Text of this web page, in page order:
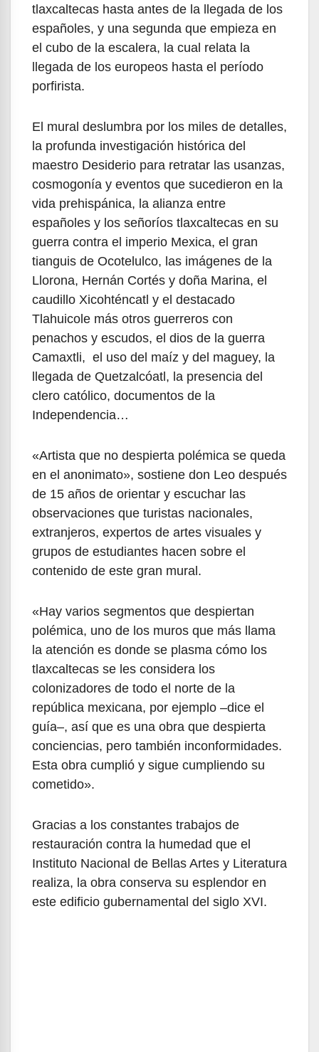
tlaxcaltecas hasta antes de la llegada de los
españoles, y una segunda que empieza en
el cubo de la escalera, la cual relata la
llegada de los europeos hasta el período
porfirista.
El mural deslumbra por los miles de detalles,
la profunda investigación histórica del
maestro Desiderio para retratar las usanzas,
cosmogonía y eventos que sucedieron en la
vida prehispánica, la alianza entre
españoles y los señoríos tlaxcaltecas en su
guerra contra el imperio Mexica, el gran
tianguis de Ocotelulco, las imágenes de la
Llorona, Hernán Cortés y doña Marina, el
caudillo Xicohténcatl y el destacado
Tlahuicole más otros guerreros con
penachos y escudos, el dios de la guerra
Camaxtli, el uso del maíz y del maguey, la
llegada de Quetzalcóatl, la presencia del
clero católico, documentos de la
Independencia…
«Artista que no despierta polémica se queda
en el anonimato», sostiene don Leo después
de 15 años de orientar y escuchar las
observaciones que turistas nacionales,
extranjeros, expertos de artes visuales y
grupos de estudiantes hacen sobre el
contenido de este gran mural.
«Hay varios segmentos que despiertan
polémica, uno de los muros que más llama
la atención es donde se plasma cómo los
tlaxcaltecas se les considera los
colonizadores de todo el norte de la
república mexicana, por ejemplo –dice el
guía–, así que es una obra que despierta
conciencias, pero también inconformidades.
Esta obra cumplió y sigue cumpliendo su
cometido».
Gracias a los constantes trabajos de
restauración contra la humedad que el
Instituto Nacional de Bellas Artes y Literatura
realiza, la obra conserva su esplendor en
este edificio gubernamental del siglo XVI.